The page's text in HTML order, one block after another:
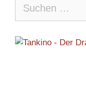
nach: